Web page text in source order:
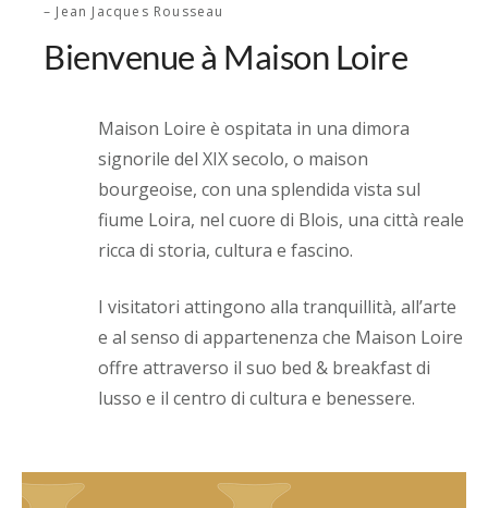
– Jean Jacques Rousseau
Bienvenue à Maison Loire
Maison Loire è ospitata in una dimora
signorile del XIX secolo, o maison
bourgeoise, con una splendida vista sul
fiume Loira, nel cuore di Blois, una città reale
ricca di storia, cultura e fascino.
I visitatori attingono alla tranquillità, all’arte
e al senso di appartenenza che Maison Loire
offre attraverso il suo bed & breakfast di
lusso e il centro di cultura e benessere.